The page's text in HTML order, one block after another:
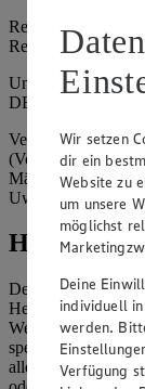
Registergericht:
Registernummer:
Umsatzsteuer-
DE815916131
Mäder
Uwe Kohler
Hinweise
Der Inhalt dieser
Herausgeber
Website
speichern und zu
allerdings die
Wir setzen
dir ein
Website zu
um unsere
möglichst
Deine
individuell
werden.
Verfügung